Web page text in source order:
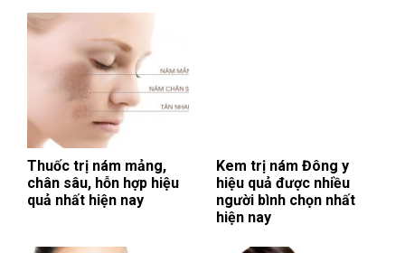
Thuốc trị nám mảng,
chân sâu, hỗn hợp hiệu
quả nhất hiện nay
Kem trị nám Đông y
hiệu quả được nhiều
người bình chọn nhất
hiện nay